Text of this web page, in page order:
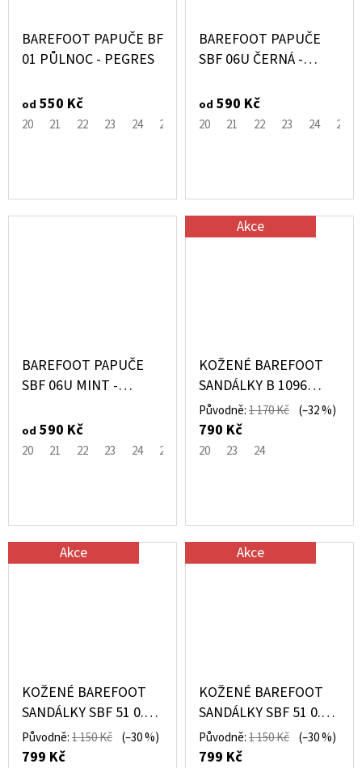
BAREFOOT PAPUČE BF
01 PŮLNOC - PEGRES
od 550 Kč
20 21 22 23 24 25
BAREFOOT PAPUČE
SBF 06U ČERNÁ -
od 590 Kč
20 21 22 23 24 25
BAREFOOT PAPUČE
SBF 06U MINT -
od 590 Kč
20 21 22 23 24 25
Akce
KOŽENÉ BAREFOOT
SANDÁLKY B 1096
RŮŽOVÉ – PEGRES
Původně:1 170 Kč (–32 %)
790 Kč
20 23 24
Akce
KOŽENÉ BAREFOOT
SANDÁLKY SBF 51 0.1
ANTRACIT – PEGRES
Původně:1 150 Kč (–30 %)
799 Kč
Akce
KOŽENÉ BAREFOOT
SANDÁLKY SBF 51 0.1
BÉŽOVÉ – PEGRES
Původně:1 150 Kč (–30 %)
799 Kč